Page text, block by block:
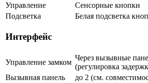
Управление
Сенсорные кнопки
Подсветка
Белая подсветка
Интерфейс
Управление замком
Через вызывные
(регулировка
Вызывная панель
до 2 (см.